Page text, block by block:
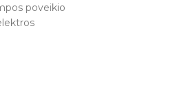
poveikio